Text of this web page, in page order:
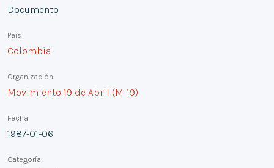
Documento
País
Colombia
Organización
Movimiento 19 de Abril (M-19)
Fecha
1987-01-06
Categoría